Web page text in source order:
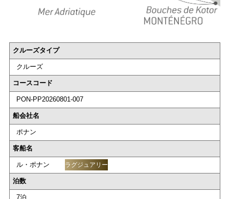
クルーズタイプ
クルーズ
コースコード
PON-PP20260801-007
船会社名
ポナン
客船名
ル・ポナン ラグジュアリー
泊数
7泊